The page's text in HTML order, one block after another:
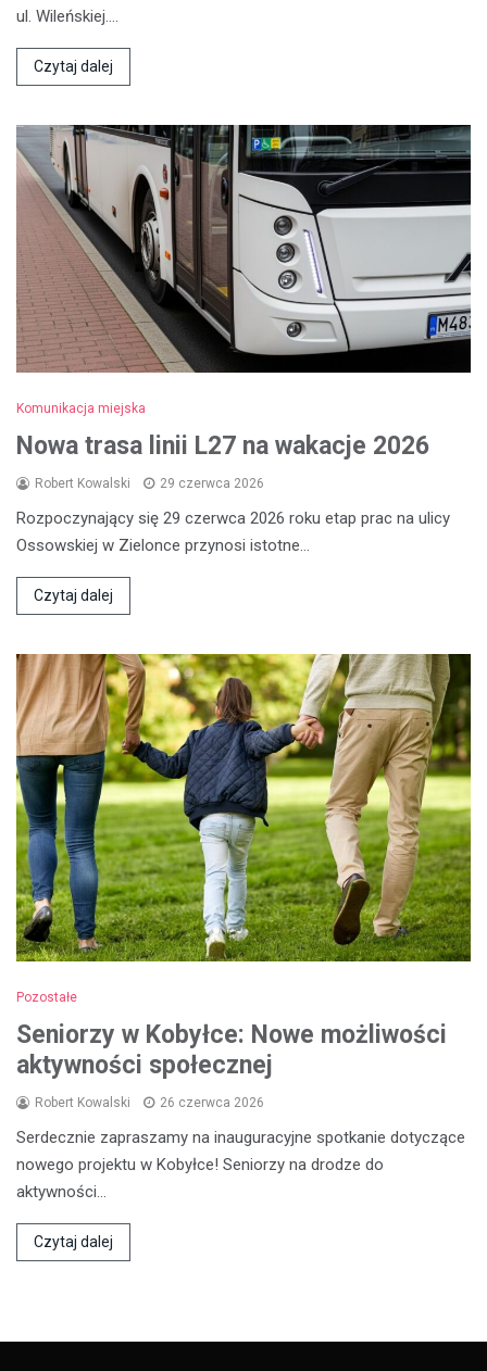
ul. Wileńskiej.…
Czytaj dalej
Komunikacja miejska
Nowa trasa linii L27 na wakacje 2026
Robert Kowalski 29 czerwca 2026
Rozpoczynający się 29 czerwca 2026 roku etap prac na ulicy
Ossowskiej w Zielonce przynosi istotne…
Czytaj dalej
Pozostałe
Seniorzy w Kobyłce: Nowe możliwości
aktywności społecznej
Robert Kowalski 26 czerwca 2026
Serdecznie zapraszamy na inauguracyjne spotkanie dotyczące
nowego projektu w Kobyłce! Seniorzy na drodze do
aktywności…
Czytaj dalej